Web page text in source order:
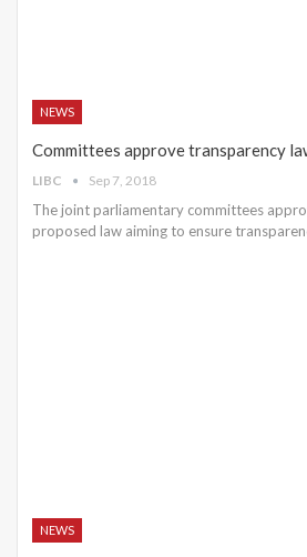
NEWS
Committees approve transparency
LIBC Sep 7, 2018
The joint parliamentary committees
proposed law aiming to ensure
NEWS